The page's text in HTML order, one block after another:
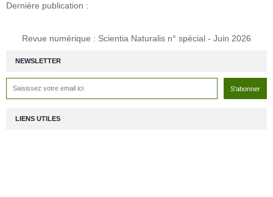
NEWSLETTER
Dernière publication :
Revue numérique : Scientia Naturalis n° spécial - Juin 2026
LIENS UTILES